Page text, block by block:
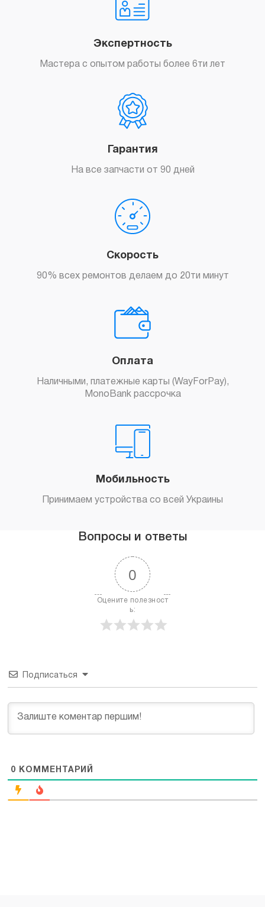
Экспертность
Мастера с опытом работы более 6ти лет
Гарантия
На все запчасти от 90 дней
Скорость
90% всех ремонтов делаем до 20ти минут
Оплата
Наличными, платежные карты (WayForPay),
MonoBank рассрочка
Мобильность
Принимаем устройства со всей Украины
Вопросы и ответы
0
Оцените полезност
ь:
Подписаться
0 КОММЕНТАРИЙ